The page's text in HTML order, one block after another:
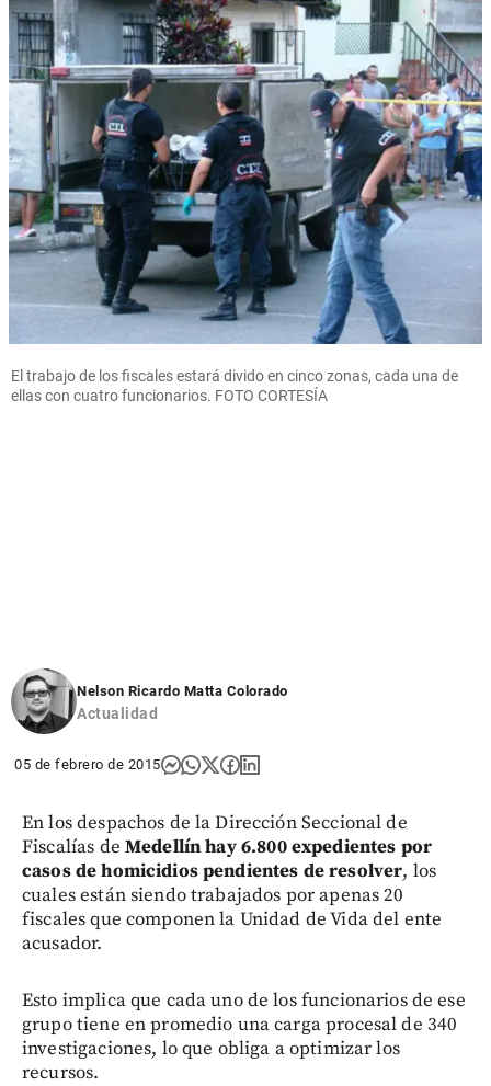
El trabajo de los fiscales estará divido en cinco zonas, cada una de
ellas con cuatro funcionarios. FOTO CORTESÍA
Nelson Ricardo Matta Colorado
Actualidad
05 de febrero de 2015
En los despachos de la Dirección Seccional de
Fiscalías de Medellín hay 6.800 expedientes por
casos de homicidios pendientes de resolver, los
cuales están siendo trabajados por apenas 20
fiscales que componen la Unidad de Vida del ente
acusador.
Esto implica que cada uno de los funcionarios de ese
grupo tiene en promedio una carga procesal de 340
investigaciones, lo que obliga a optimizar los
recursos.